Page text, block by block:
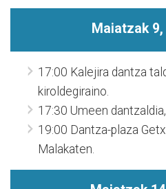
Maiatzak
17:00 Kalejira dantza
kiroldegiraino.
17:30 Umeen
19:00 Dantza-plaza
Malakaten.